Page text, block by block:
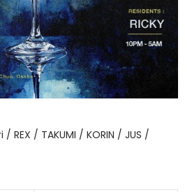
REX / TAKUMI / KORIN / JUS /